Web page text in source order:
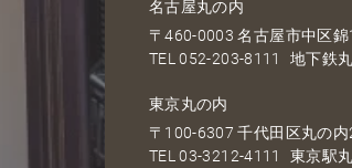
名古屋丸の内
〒460-0003 名古屋市中区
TEL052-203-8111 地下鉄
東京丸の内
〒100-6307 千代田区丸の
TEL03-3212-4111 東京駅